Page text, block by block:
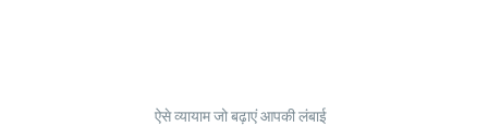
ऐसे व्यायाम जो बढ़ाएं आपकी लंबाई